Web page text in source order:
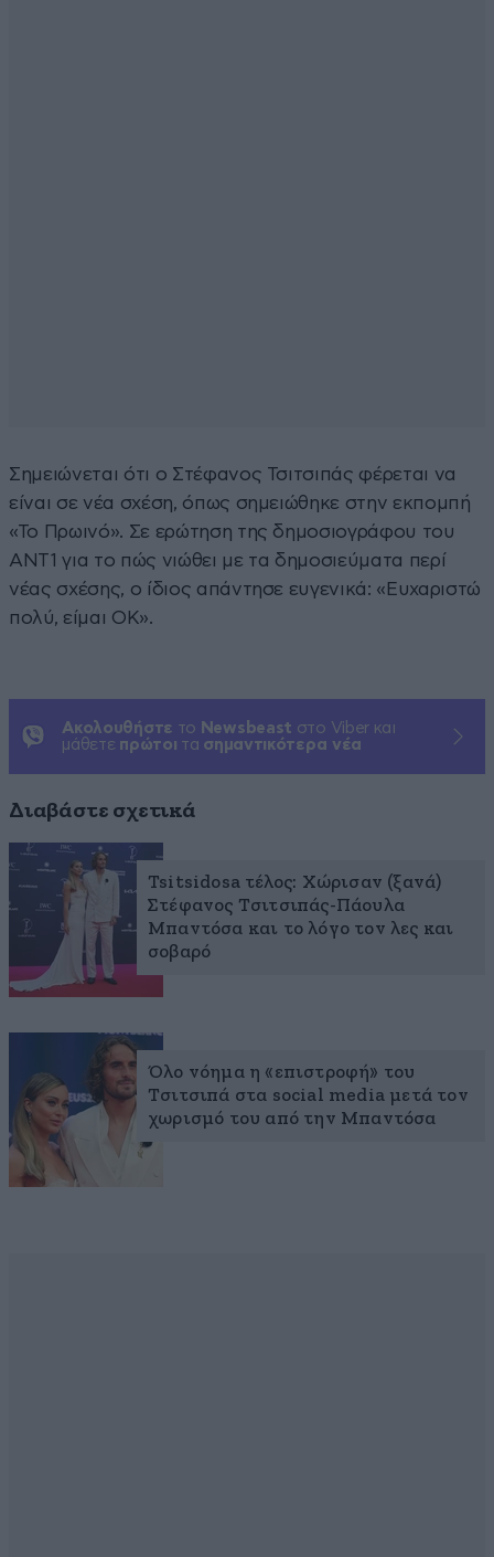
Σημειώνεται ότι ο Στέφανος Τσιτσιπάς φέρεται να
είναι σε νέα σχέση, όπως σημειώθηκε στην εκπομπή
«Το Πρωινό». Σε ερώτηση της δημοσιογράφου του
ΑΝΤ1 για το πώς νιώθει με τα δημοσιεύματα περί
νέας σχέσης, ο ίδιος απάντησε ευγενικά: «Ευχαριστώ
πολύ, είμαι OK».
Ακολουθήστε το Newsbeast στο Viber και
μάθετε πρώτοι τα σημαντικότερα νέα
Διαβάστε σχετικά
Tsitsidosa τέλος: Χώρισαν (ξανά)
Στέφανος Τσιτσιπάς-Πάουλα
Μπαντόσα και το λόγο τον λες και
σοβαρό
Όλο νόημα η «επιστροφή» του
Τσιτσιπά στα social media μετά τον
χωρισμό του από την Μπαντόσα